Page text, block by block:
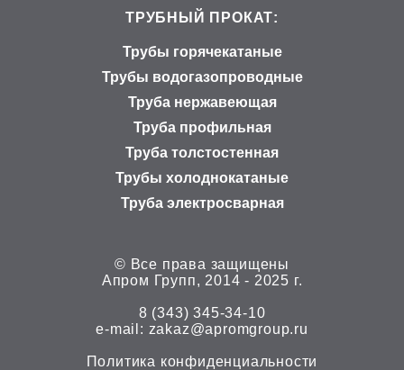
ТРУБНЫЙ ПРОКАТ:
Трубы горячекатаные
Трубы водогазопроводные
Труба нержавеющая
Труба профильная
Труба толстостенная
Трубы холоднокатаные
Труба электросварная
© Все права защищены
Апром Групп, 2014 - 2025 г.
8 (343) 345-34-10
е-mail: zakaz@apromgroup.ru
Политика конфиденциальности